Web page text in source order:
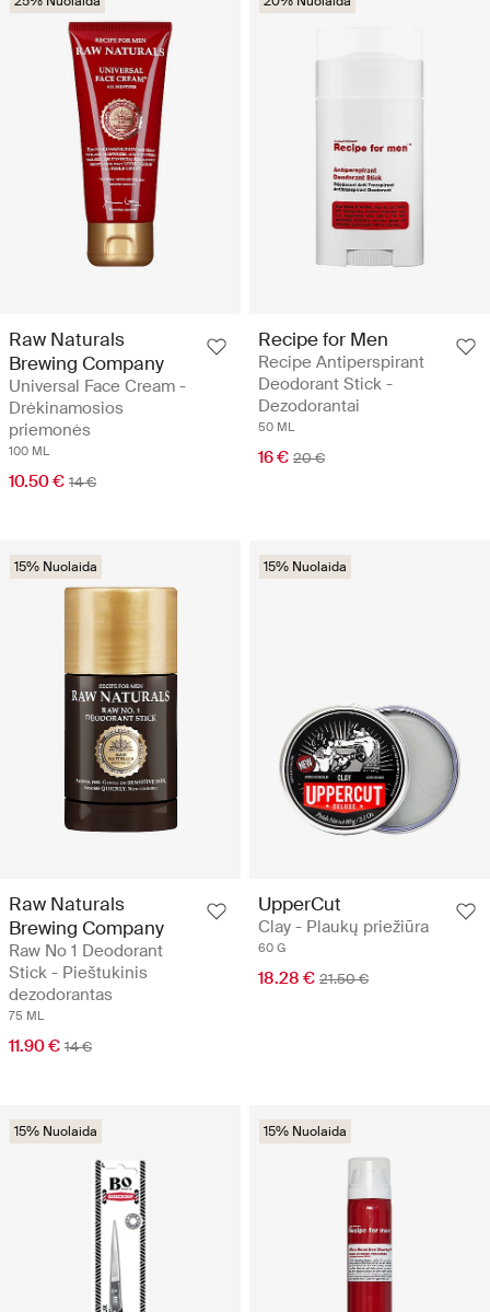
Raw Naturals
Brewing Company
Universal Face Cream -
Drėkinamosios
priemonės
100 ML
10.50 € 14 €
Recipe for Men
Recipe Antiperspirant
Deodorant Stick -
Dezodorantai
50 ML
16 € 20 €
15% Nuolaida
Raw Naturals
Brewing Company
Raw No 1 Deodorant
Stick - Pieštukinis
dezodorantas
75 ML
11.90 € 14 €
15% Nuolaida
UpperCut
Clay - Plaukų priežiūra
60 G
18.28 € 21.50 €
15% Nuolaida 15% Nuolaida